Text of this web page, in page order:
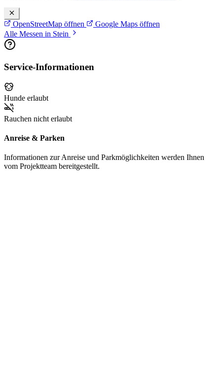
OpenStreetMap öffnen
Google Maps öffnen
Alle Messen in Stein
Service-Informationen
Hunde erlaubt
Rauchen nicht erlaubt
Anreise & Parken
Informationen zur Anreise und Parkmöglichkeiten werden Ihnen
vom Projektteam bereitgestellt.